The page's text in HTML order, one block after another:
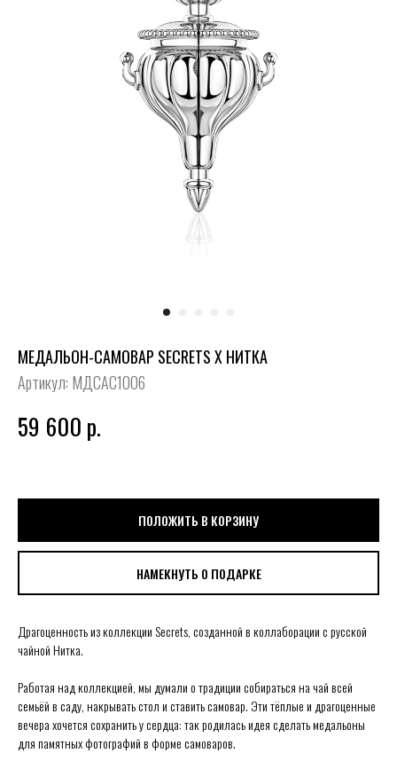
МЕДАЛЬОН-САМОВАР SECRETS X НИТКА
Артикул: МДСАС1006
59 600 р.
ПОЛОЖИТЬ В КОРЗИНУ
НАМЕКНУТЬ О ПОДАРКЕ
Драгоценность из коллекции Secrets, созданной в коллаборации с русской
чайной Нитка.
Работая над коллекцией, мы думали о традиции собираться на чай всей
семьёй в саду, накрывать стол и ставить самовар. Эти тёплые и драгоценные
вечера хочется сохранить у сердца: так родилась идея сделать медальоны
для памятных фотографий в форме самоваров.